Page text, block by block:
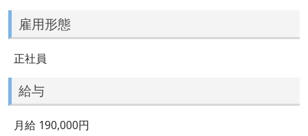
雇用形態
正社員
給与
月給 190,000円